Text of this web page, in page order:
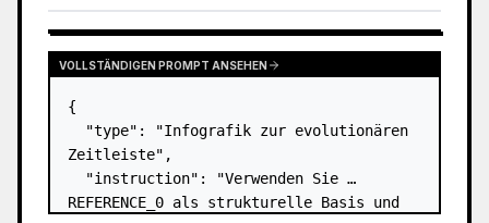
VOLLSTÄNDIGEN PROMPT ANSEHEN
{
  "type": "Infografik zur evolutionären
Zeitleiste",
  "instruction": "Verwenden Sie
REFERENCE_0 als strukturelle Basis und